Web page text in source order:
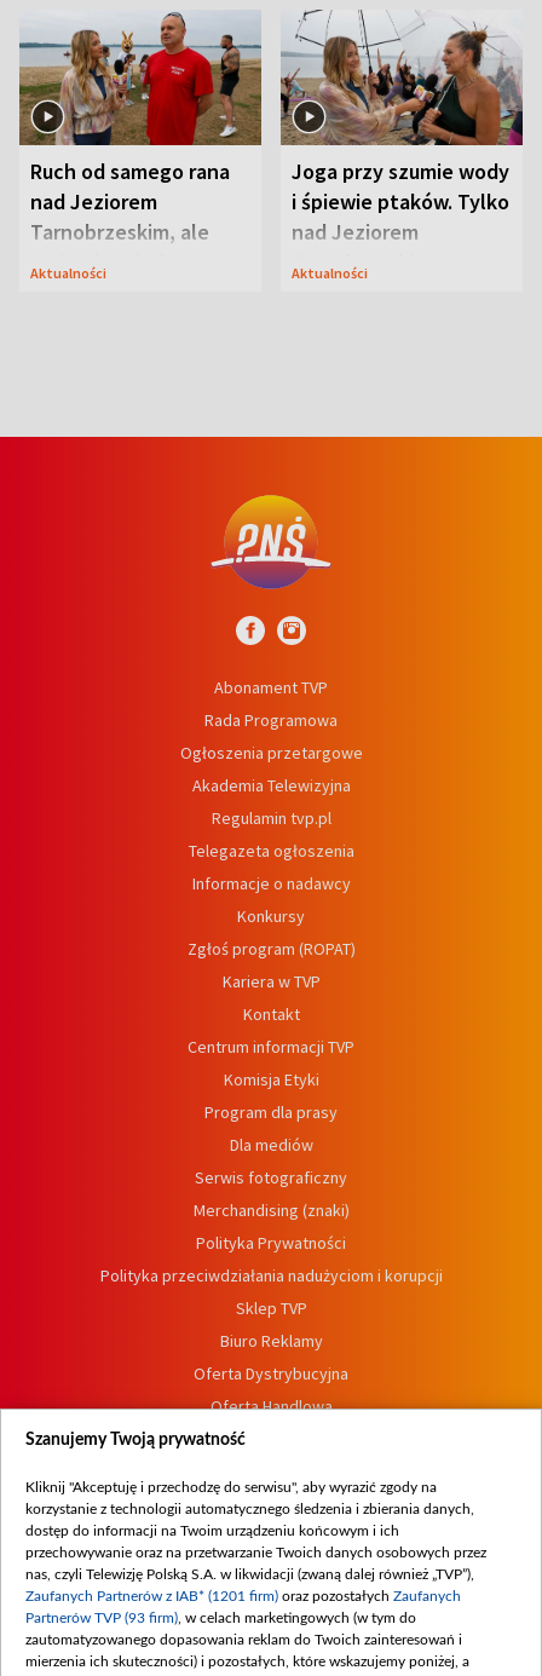
Ruch od samego rana
nad Jeziorem
Tarnobrzeskim, ale
ważna jest jedna
Aktualności
Joga przy szumie wody
i śpiewie ptaków. Tylko
nad Jeziorem
Tarnobrzeskim
Aktualności
Abonament TVP
Rada Programowa
Ogłoszenia przetargowe
Akademia Telewizyjna
Regulamin tvp.pl
Telegazeta ogłoszenia
Informacje o nadawcy
Konkursy
Zgłoś program (ROPAT)
Kariera w TVP
Kontakt
Centrum informacji TVP
Komisja Etyki
Program dla prasy
Dla mediów
Serwis fotograficzny
Merchandising (znaki)
Polityka Prywatności
Polityka przeciwdziałania nadużyciom i korupcji
Sklep TVP
Biuro Reklamy
Oferta Dystrybucyjna
Oferta Handlowa
Dostępność
Procedura zgłoszeń wewnętrznych
Szanujemy Twoją prywatność
Kliknij "Akceptuję i przechodzę do serwisu", aby wyrazić zgody na
korzystanie z technologii automatycznego śledzenia i zbierania danych,
dostęp do informacji na Twoim urządzeniu końcowym i ich
przechowywanie oraz na przetwarzanie Twoich danych osobowych przez
nas, czyli Telewizję Polską S.A. w likwidacji (zwaną dalej również „TVP”),
Zaufanych Partnerów z IAB* (1201 firm) oraz pozostałych Zaufanych
Partnerów TVP (93 firm) , w celach marketingowych (w tym do
zautomatyzowanego dopasowania reklam do Twoich zainteresowań i
mierzenia ich skuteczności) i pozostałych, które wskazujemy poniżej, a